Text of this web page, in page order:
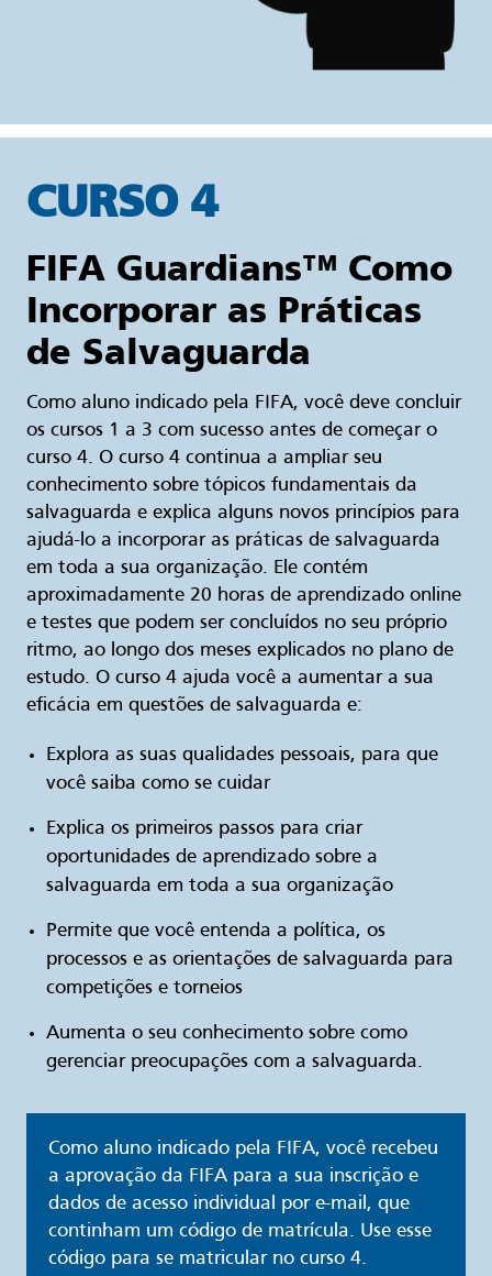
CURSO 4
FIFA Guardians™ Como
Incorporar as Práticas
de Salvaguarda
Como aluno indicado pela FIFA, você deve concluir
os cursos 1 a 3 com sucesso antes de começar o
curso 4. O curso 4 continua a ampliar seu
conhecimento sobre tópicos fundamentais da
salvaguarda e explica alguns novos princípios para
ajudá-lo a incorporar as práticas de salvaguarda
em toda a sua organização. Ele contém
aproximadamente 20 horas de aprendizado online
e testes que podem ser concluídos no seu próprio
ritmo, ao longo dos meses explicados no plano de
estudo. O curso 4 ajuda você a aumentar a sua
eficácia em questões de salvaguarda e:
Explora as suas qualidades pessoais, para que
você saiba como se cuidar
Explica os primeiros passos para criar
oportunidades de aprendizado sobre a
salvaguarda em toda a sua organização
Permite que você entenda a política, os
processos e as orientações de salvaguarda para
competições e torneios
Aumenta o seu conhecimento sobre como
gerenciar preocupações com a salvaguarda.
Como aluno indicado pela FIFA, você recebeu
a aprovação da FIFA para a sua inscrição e
dados de acesso individual por e-mail, que
continham um código de matrícula. Use esse
código para se matricular no curso 4.